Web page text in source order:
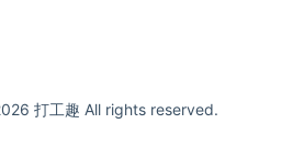
打工趣 All rights reserved.